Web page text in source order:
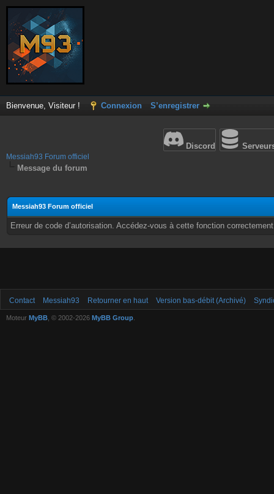
Bienvenue, Visiteur ! Connexion S’enregistrer
Discord
Messiah93 Forum officiel
Message du forum
Messiah93 Forum officiel
Erreur de code d’autorisation. Accédez-vous à cette fonction
Contact Messiah93 Retourner en haut Version bas-débit (Archivé)
Moteur MyBB , © 2002-2026 MyBB Group